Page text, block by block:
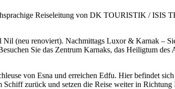
Reiseleitung von DK TOURISTIK /
(neu renoviert). Nachmittags Luxor & Karnak –
Sie das Zentrum Karnaks, das Heiligtum des
von Esna und erreichen Edfu. Hier befindet
zurück und setzen die Reise weiter in